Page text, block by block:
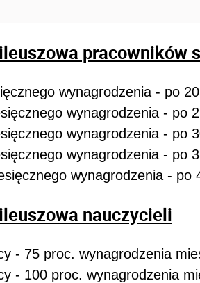
pracowników
wynagrodzenia - po
wynagrodzenia - po
wynagrodzenia - po
wynagrodzenia - po
wynagrodzenia - po
nauczycieli
- 75 proc. wynagrodzenia
- 100 proc. wynagrodzenia